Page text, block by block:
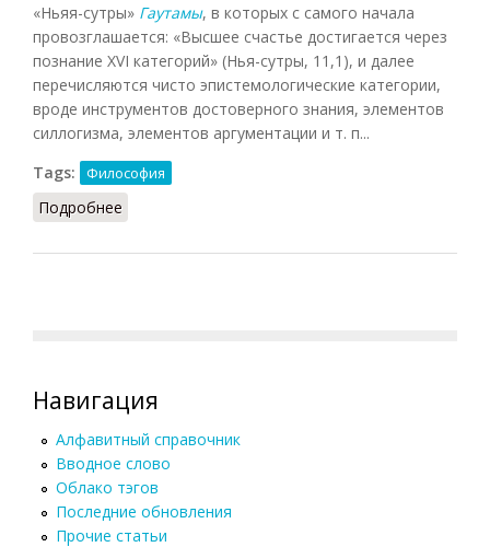
«Ньяя-сутры» Гаутамы, в которых с самого начала
провозглашается: «Высшее счастье достигается через
познание XVI категорий» (Нья-сутры, 11,1), и далее
перечисляются чисто эпистемологические категории,
вроде инструментов достоверного знания, элементов
силлогизма, элементов аргументации и т. п...
Tags:
Философия
Подробнее
Навигация
Алфавитный справочник
Вводное слово
Облако тэгов
Последние обновления
Прочие статьи